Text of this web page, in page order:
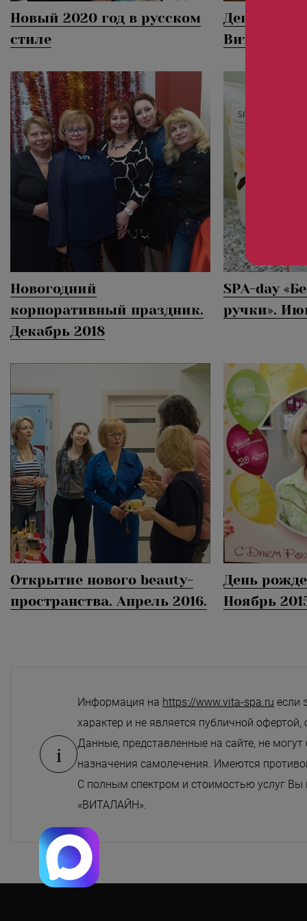
Новый 2020 год в русском
стиле
День
ВитаСПА -
Новогодний
корпоративный праздник.
Декабрь 2018
SPA-day
ручки».
Открытие нового beauty-
пространства. Апрель 2016.
День
Ноябрь
i
Информация на https://www.vita-spa.ru если
характер и не является публичной
Данные, представленные на сайте, не
назначения самолечения. Имеются
С полным спектром и стоимостью услуг
«ВИТАЛАЙН».